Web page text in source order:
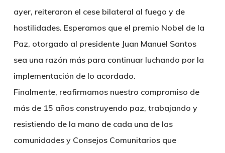
ayer, reiteraron el cese bilateral al fuego y de
hostilidades. Esperamos que el premio Nobel de la
Paz, otorgado al presidente Juan Manuel Santos
sea una razón más para continuar luchando por la
implementación de lo acordado.
Finalmente, reafirmamos nuestro compromiso de
más de 15 años construyendo paz, trabajando y
resistiendo de la mano de cada una de las
comunidades y Consejos Comunitarios que